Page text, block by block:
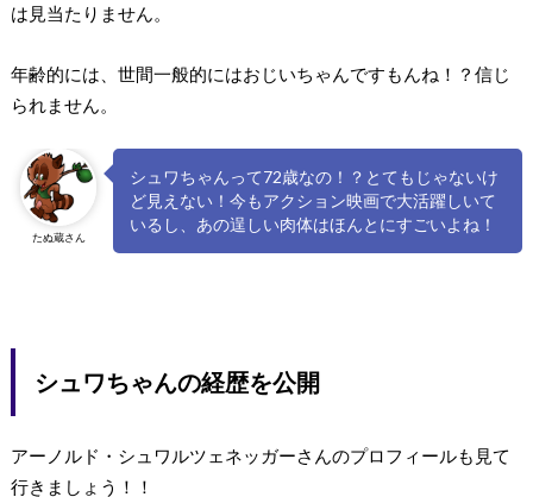
は見当たりません。
年齢的には、世間一般的にはおじいちゃんですもんね！？信じ
られません。
たぬ蔵さん
シュワちゃんって72歳なの！？とてもじゃないけ
ど見えない！今もアクション映画で大活躍しいて
いるし、あの逞しい肉体はほんとにすごいよね！
シュワちゃんの経歴を公開
アーノルド・シュワルツェネッガーさんのプロフィールも見て
行きましょう！！